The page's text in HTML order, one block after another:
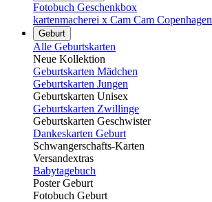
Fotobuch Geschenkbox
kartenmacherei x Cam Cam Copenhagen
Geburt
Alle Geburtskarten
Neue Kollektion
Geburtskarten Mädchen
Geburtskarten Jungen
Geburtskarten Unisex
Geburtskarten Zwillinge
Geburtskarten Geschwister
Dankeskarten Geburt
Schwangerschafts-Karten
Versandextras
Babytagebuch
Poster Geburt
Fotobuch Geburt